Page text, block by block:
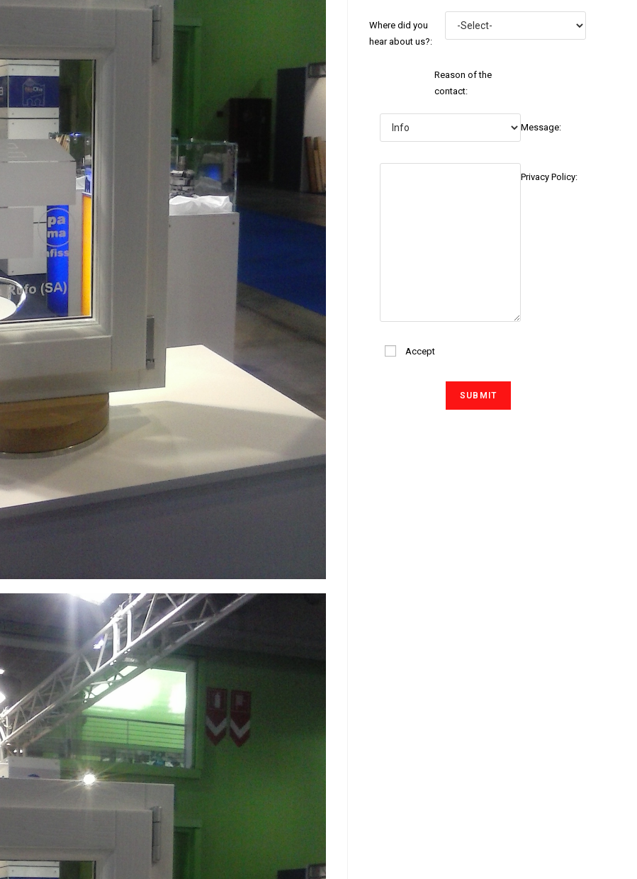
Where did you
hear about us?:
Reason of the
contact:
Message:
Privacy Policy:
Accept